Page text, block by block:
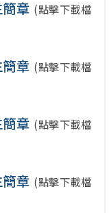
章 (點擊下載檔
章 (點擊下載檔
章 (點擊下載檔
章 (點擊下載檔